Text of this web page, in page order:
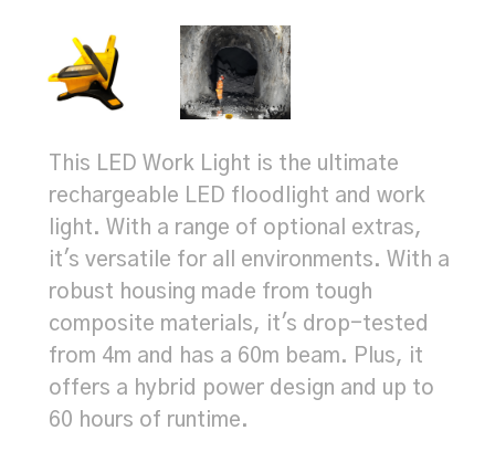
This LED Work Light is the ultimate
rechargeable LED floodlight and work
light. With a range of optional extras,
it's versatile for all environments. With a
robust housing made from tough
composite materials, it's drop-tested
from 4m and has a 60m beam. Plus, it
offers a hybrid power design and up to
60 hours of runtime.